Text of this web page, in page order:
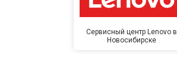
Сервисный центр Lenovo в
Новосибирске